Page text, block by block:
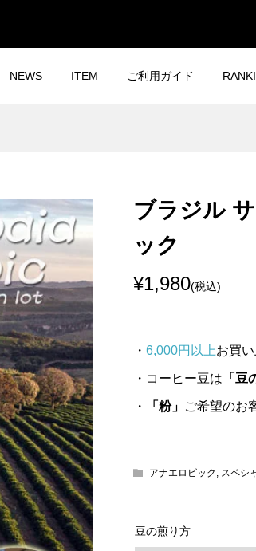
NEWS ITEM ご利用ガイド
ブラジル
ック
¥1,980(税込)
・ 6,000円以上お買
・コーヒー豆は 「豆
・ 「粉」 ご希望のお
アナエロビック スペシ
豆の煎り方